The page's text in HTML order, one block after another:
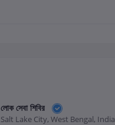
লোক সেবা শিবির
Salt Lake City, West Bengal, India